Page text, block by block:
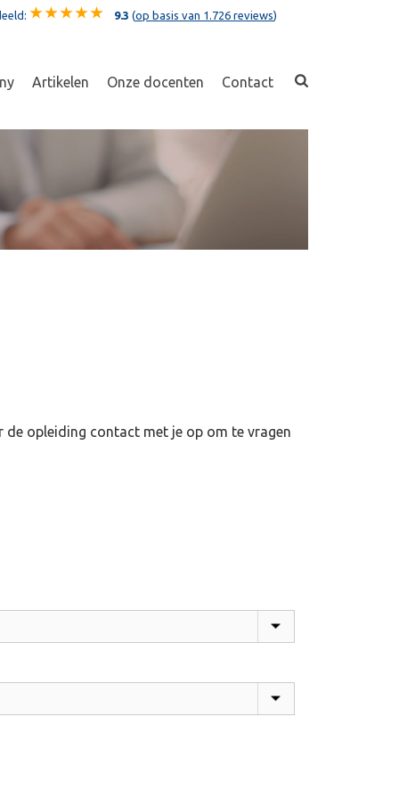
9.3 (op basis van 1.726 reviews)
Artikelen Onze docenten Contact
de opleiding contact met je op om te vragen